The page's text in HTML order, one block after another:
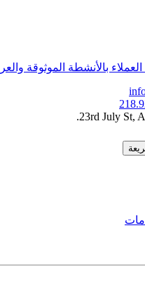
23rd July St,